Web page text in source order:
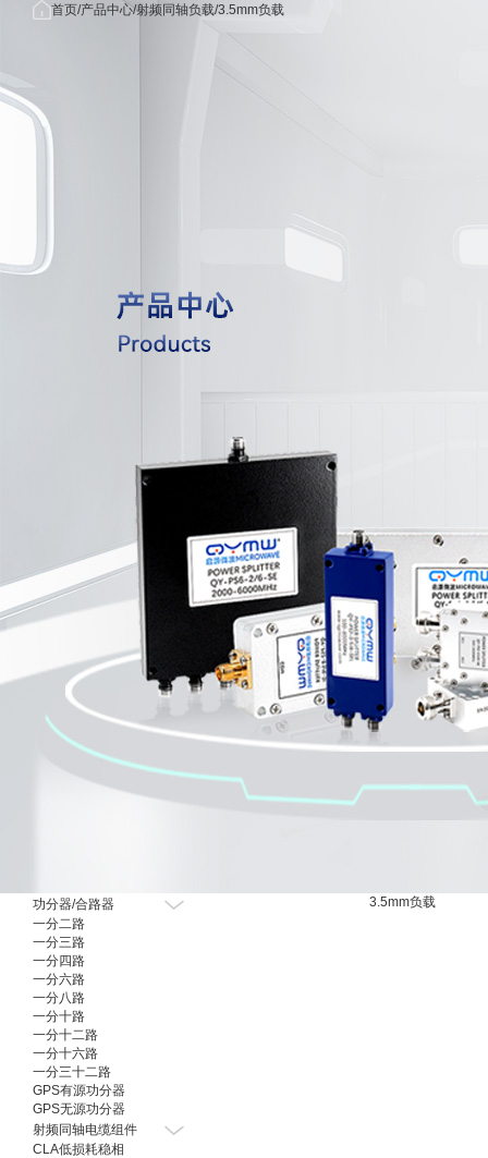
OEM/ODM
联系我们
首页/产品中心/射频同轴负载/3.5mm负载
功分器/合路器
一分二路
一分三路
一分四路
一分六路
一分八路
一分十路
一分十二路
一分十六路
一分三十二路
GPS有源功分器
GPS无源功分器
射频同轴电缆组件
CLA低损耗稳相
3.5mm负载